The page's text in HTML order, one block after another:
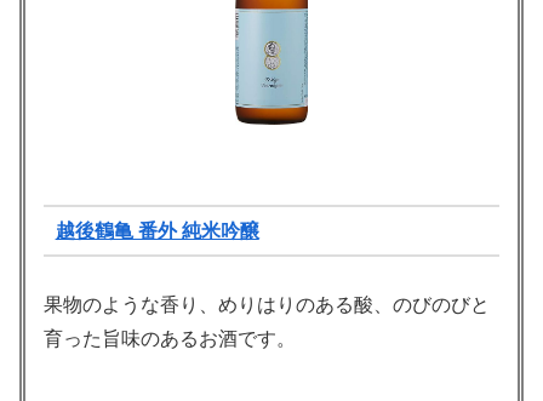
越後鶴亀 番外 純米吟醸
果物のような香り、めりはりのある酸、のびのびと
育った旨味のあるお酒です。